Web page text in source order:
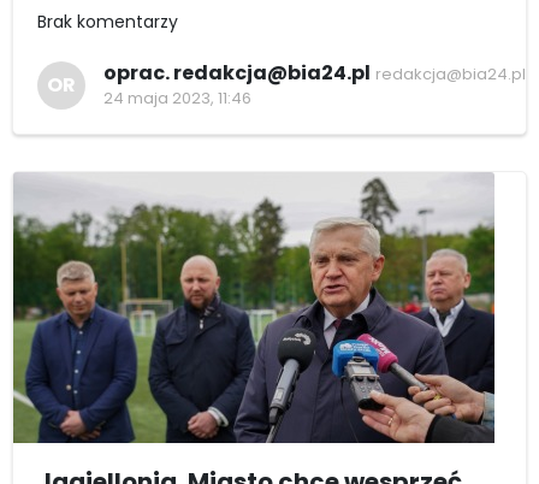
Brak komentarzy
OR oprac. redakcja@bia24.pl redakcja@bia24.pl
24 maja 2023, 11:46